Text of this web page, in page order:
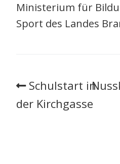
Ministerium für
Sport des Landes
Schulstart in
der Kirchgasse